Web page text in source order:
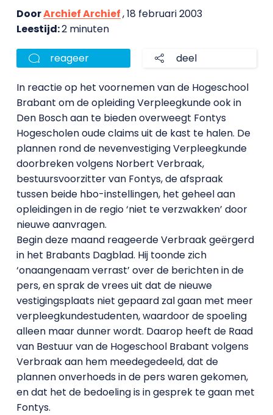
DoorArchief Archief, 18 februari 2003
Leestijd:2 minuten
reageer deel
In reactie op het voornemen van de Hogeschool
Brabant om de opleiding Verpleegkunde ook in
Den Bosch aan te bieden overweegt Fontys
Hogescholen oude claims uit de kast te halen. De
plannen rond de nevenvestiging Verpleegkunde
doorbreken volgens Norbert Verbraak,
bestuursvoorzitter van Fontys, de afspraak
tussen beide hbo-instellingen, het geheel aan
opleidingen in de regio ‘niet te verzwakken’ door
nieuwe aanvragen.
Begin deze maand reageerde Verbraak geërgerd
in het Brabants Dagblad. Hij toonde zich
‘onaangenaam verrast’ over de berichten in de
pers, en sprak de vrees uit dat de nieuwe
vestigingsplaats niet gepaard zal gaan met meer
verpleegkundestudenten, waardoor de spoeling
alleen maar dunner wordt. Daarop heeft de Raad
van Bestuur van de Hogeschool Brabant volgens
Verbraak aan hem meedegedeeld, dat de
plannen onverhoeds in de pers waren gekomen,
en dat het de bedoeling is in gesprek te gaan met
Fontys.